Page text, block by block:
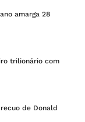
amarga 28
trilionário com
de Donald